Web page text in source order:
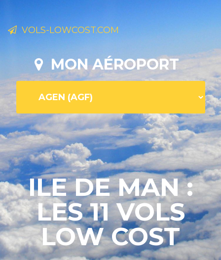
VOLS-LOWCOST.COM
MON AÉROPORT
ILE DE MAN :
LES 11 VOLS
LOW COST